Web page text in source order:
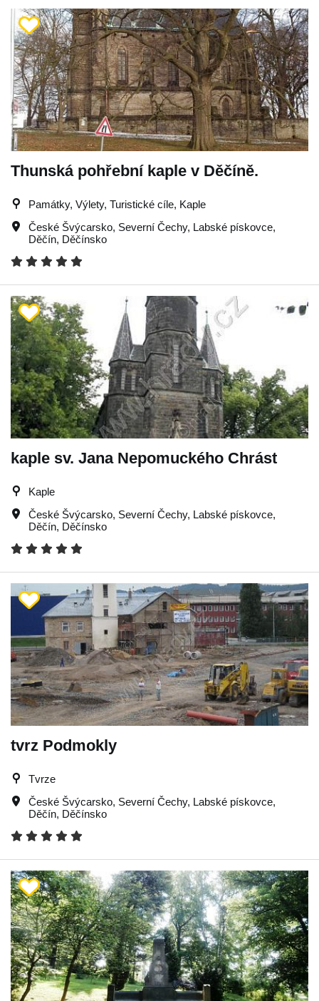
Thunská pohřební kaple v Děčíně.
Památky, Výlety, Turistické cíle, Kaple
České Švýcarsko, Severní Čechy, Labské pískovce,
Děčín, Děčínsko
kaple sv. Jana Nepomuckého Chrást
Kaple
České Švýcarsko, Severní Čechy, Labské pískovce,
Děčín, Děčínsko
tvrz Podmokly
Tvrze
České Švýcarsko, Severní Čechy, Labské pískovce,
Děčín, Děčínsko